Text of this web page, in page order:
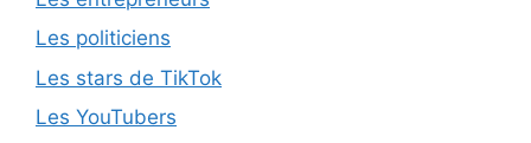
Les politiciens
Les stars de TikTok
Les YouTubers